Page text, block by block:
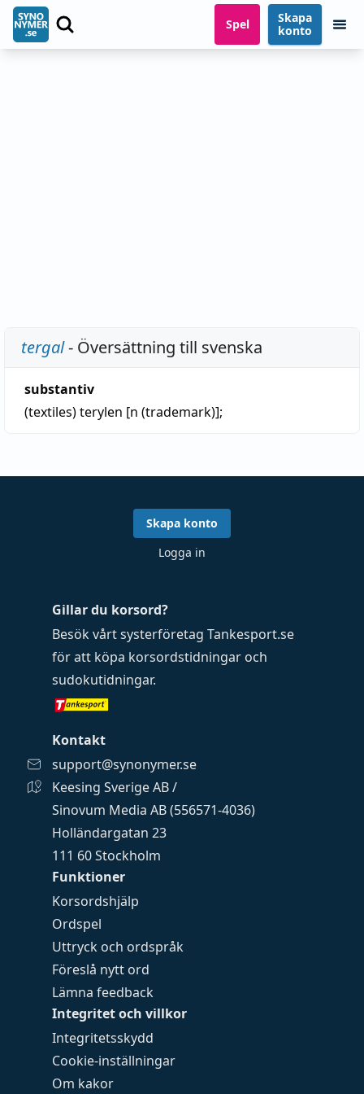
Spel
Skapa
konto
tergal- Översättning till svenska
substantiv
(textiles)terylen [n (trademark)];
Funktioner
Korsordshjälp
Ordspel
Uttryck och ordspråk
Föreslå nytt ord
Lämna feedback
Integritet och villkor
Integritetsskydd
Cookie-inställningar
Om kakor
Gillar du korsord?
Besök vårt systerföretag Tankesport.se
för att köpa korsordstidningar och
sudokutidningar.
Kontakt
support@synonymer.se
Keesing Sverige AB /
Sinovum Media AB (556571-4036)
Holländargatan 23
111 60 Stockholm
Skapa konto
Logga in